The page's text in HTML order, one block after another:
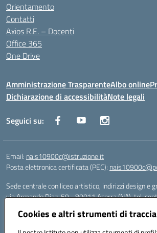
Cookies e altri strumenti di
Orientamento
Contatti
Axios R.E. – Docenti
Office 365
One Drive
Amministrazione TrasparenteAlbo online
Dichiarazione di accessibilitàNote legali
Seguici su:
Email: nais10900c@istruzione.it
Posta elettronica certificata (PEC):
Sede centrale con liceo artistico, indirizzi design e
via Armando Diaz, 59 - 80011 Acerra (NA), tel.
via T. Campanella, 80011 Acerra (NA), tel/fax:
Sede succursale con liceo musicale: